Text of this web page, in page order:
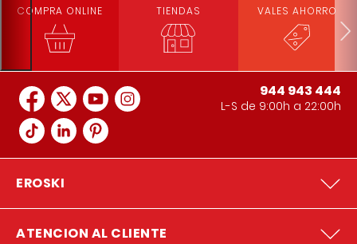
COMPRA ONLINE TIENDAS VALES AHORRO
944 943 444
L-S de 9:00h a 22:00h
EROSKI
ATENCION AL CLIENTE